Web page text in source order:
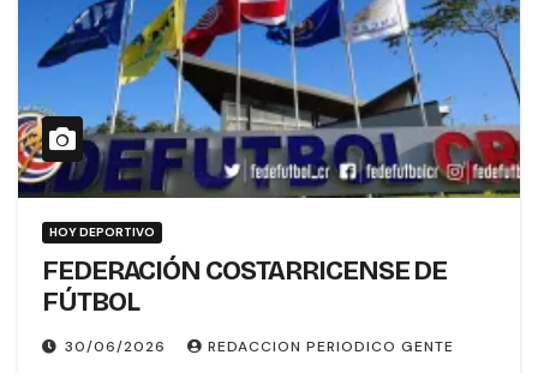
HOY DEPORTIVO
FEDERACIÓN COSTARRICENSE DE
FÚTBOL
30/06/2026 REDACCION PERIODICO GENTE